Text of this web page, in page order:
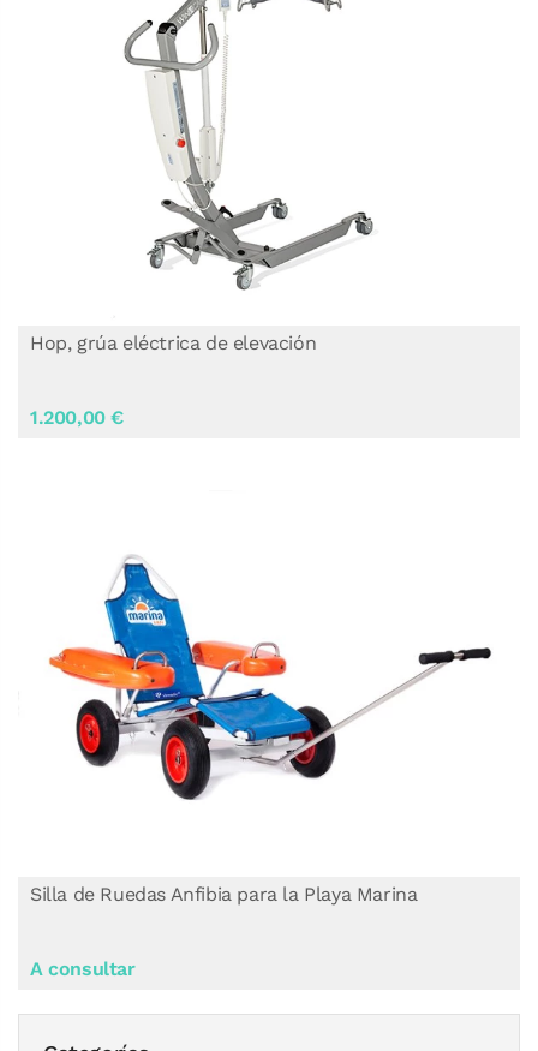
Silla de Ruedas Anfibia para la Playa Marina
A consultar
Hop, grúa eléctrica de elevación
1.200,00 €